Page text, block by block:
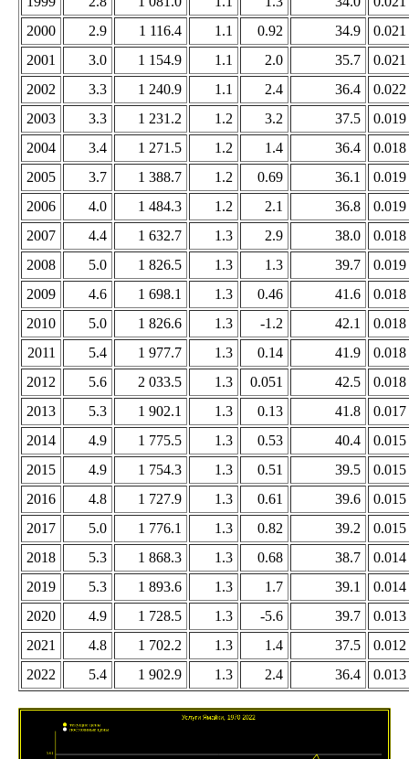
2000
2.9 1 116.4 1.1 0.92 34.9
0.021
2001
3.0 1 154.9 1.1 2.0 35.7
0.021
2002
3.3 1 240.9 1.1 2.4 36.4
0.022
2003
3.3 1 231.2 1.2 3.2 37.5
0.019
2004
3.4 1 271.5 1.2 1.4 36.4
0.018
2005
3.7 1 388.7 1.2 0.69 36.1
0.019
2006
4.0 1 484.3 1.2 2.1 36.8
0.019
2007
4.4 1 632.7 1.3 2.9 38.0
0.018
2008
5.0 1 826.5 1.3 1.3 39.7
0.019
2009
4.6 1 698.1 1.3 0.46 41.6
0.018
2010
5.0 1 826.6 1.3 -1.2 42.1
0.018
2011
5.4 1 977.7 1.3 0.14 41.9
0.018
2012
5.6 2 033.5 1.3 0.051 42.5
0.018
2013
5.3 1 902.1 1.3 0.13 41.8
0.017
2014
4.9 1 775.5 1.3 0.53 40.4
0.015
2015
4.9 1 754.3 1.3 0.51 39.5
0.015
2016
4.8 1 727.9 1.3 0.61 39.6
0.015
2017
5.0 1 776.1 1.3 0.82 39.2
0.015
2018
5.3 1 868.3 1.3 0.68 38.7
0.014
2019
5.3 1 893.6 1.3 1.7 39.1
0.014
2020
4.9 1 728.5 1.3 -5.6 39.7
0.013
2021
4.8 1 702.2 1.3 1.4 37.5
0.012
2022
5.4 1 902.9 1.3 2.4 36.4 0.013